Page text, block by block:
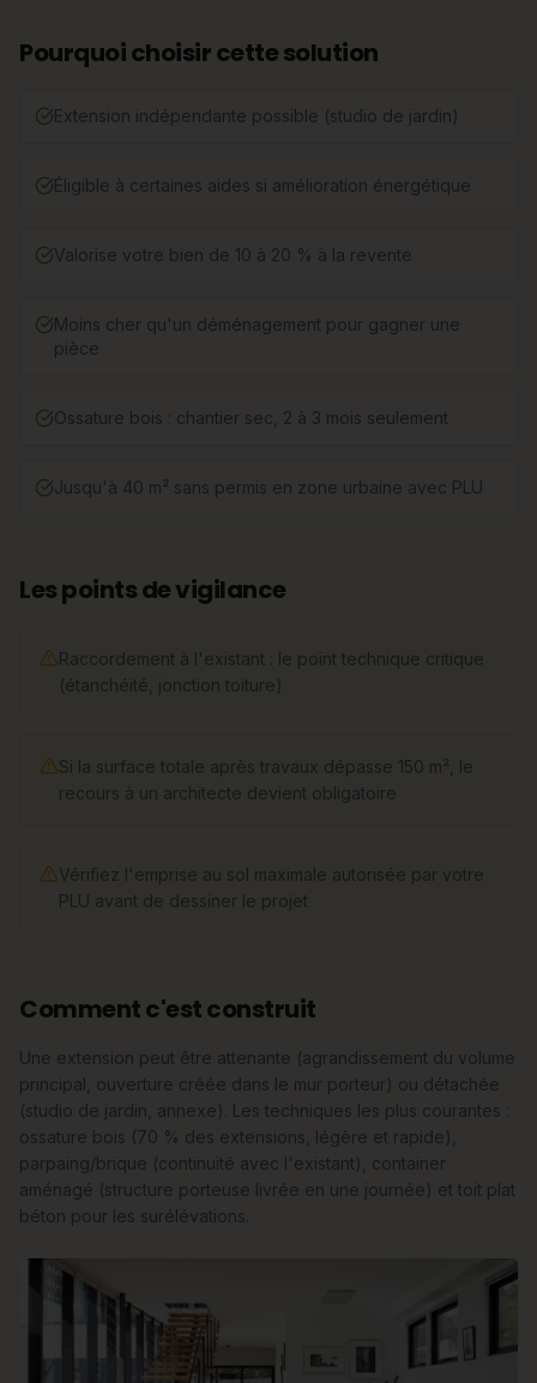
Pourquoi choisir cette solution
Extension indépendante possible (studio de jardin)
Éligible à certaines aides si amélioration énergétique
Valorise votre bien de 10 à 20 % à la revente
Moins cher qu'un déménagement pour gagner une
pièce
Ossature bois : chantier sec, 2 à 3 mois seulement
Jusqu'à 40 m² sans permis en zone urbaine avec PLU
Les points de vigilance
Raccordement à l'existant : le point technique critique
(étanchéité, jonction toiture)
Si la surface totale après travaux dépasse 150 m², le
recours à un architecte devient obligatoire
Vérifiez l'emprise au sol maximale autorisée par votre
PLU avant de dessiner le projet
Comment c'est construit
Une extension peut être attenante (agrandissement du volume
principal, ouverture créée dans le mur porteur) ou détachée
(studio de jardin, annexe). Les techniques les plus courantes :
ossature bois (70 % des extensions, légère et rapide),
parpaing/brique (continuité avec l'existant), container
aménagé (structure porteuse livrée en une journée) et toit plat
béton pour les surélévations.